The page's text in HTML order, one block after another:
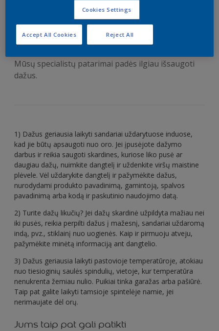
Kaip tinkamai saugoti
dažus
Mūsų specialistų patarimai padės ilgiau išsaugoti
dažus.
1) Dažus geriausia laikyti sandariai uždarytuose induose,
kad jie būtų apsaugoti nuo oro. Jei įpusėjote dažymo
darbus ir reikia saugoti skardines, kuriose liko pusė ar
daugiau dažų, nuimkite dangtelį ir uždenkite viršų maistine
plėvele. Vėl uždarykite dangtelį ir pažymėkite dažus,
nurodydami produkto pavadinimą, gamintoją, spalvos
pavadinimą arba kodą ir paskutinio naudojimo datą.
2) Turite dažų likučių? Jei dažų skardinė užpildyta mažiau nei
iki pusės, reikia perpilti dažus į mažesnį, sandariai uždaromą
indą, pvz., stiklainį nuo uogienės. Kaip ir pirmuoju atveju,
pažymėkite minėtą informaciją ant dangtelio.
3) Dažus geriausia laikyti pastovioje temperatūroje, atokiau
nuo tiesioginių saulės spindulių, vietoje, kur temperatūra
nenukrenta žemiau nulio. Puikiai tinka garažas arba pašiūrė.
Taip pat galite laikyti tamsioje spintelėje namie, jei
nerimaujate dėl orų.
Jums taip pat gali patikti
Cookies Settings
Reject All
Accept All Cookies